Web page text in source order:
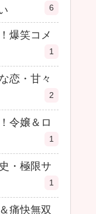
6
爆笑コメ
1
恋・甘々
2
令嬢＆ロ
1
・極限サ
1
痛快無双